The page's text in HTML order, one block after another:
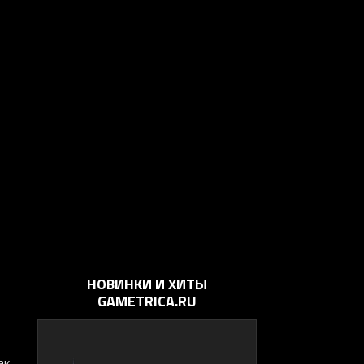
НОВИНКИ И ХИТЫ
GAMETRICA.RU